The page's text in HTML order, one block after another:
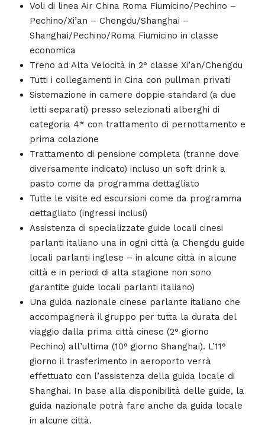
Voli di linea Air China Roma Fiumicino/Pechino –
Pechino/Xi’an – Chengdu/Shanghai –
Shanghai/Pechino/Roma Fiumicino in classe
economica
Treno ad Alta Velocità in 2° classe Xi’an/Chengdu
Tutti i collegamenti in Cina con pullman privati
Sistemazione in camere doppie standard (a due
letti separati) presso selezionati alberghi di
categoria 4* con trattamento di pernottamento e
prima colazione
Trattamento di pensione completa (tranne dove
diversamente indicato) incluso un soft drink a
pasto come da programma dettagliato
Tutte le visite ed escursioni come da programma
dettagliato (ingressi inclusi)
Assistenza di specializzate guide locali cinesi
parlanti italiano una in ogni città (a Chengdu guide
locali parlanti inglese – in alcune città in alcune
città e in periodi di alta stagione non sono
garantite guide locali parlanti italiano)
Una guida nazionale cinese parlante italiano che
accompagnerà il gruppo per tutta la durata del
viaggio dalla prima città cinese (2° giorno
Pechino) all’ultima (10° giorno Shanghai). L’11°
giorno il trasferimento in aeroporto verrà
effettuato con l’assistenza della guida locale di
Shanghai. In base alla disponibilità delle guide, la
guida nazionale potrà fare anche da guida locale
in alcune città.